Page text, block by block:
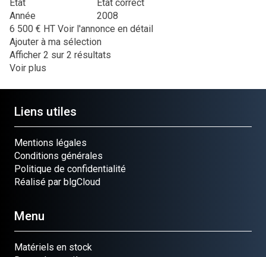
État
État correct
Année
2008
6 500 € HT Voir l'annonce en détail
Ajouter à ma sélection
Afficher 2 sur 2 résultats
Voir plus
Liens utiles
Mentions légales
Conditions générales
Politique de confidentialité
Réalisé par blgCloud
Menu
Matériels en stock